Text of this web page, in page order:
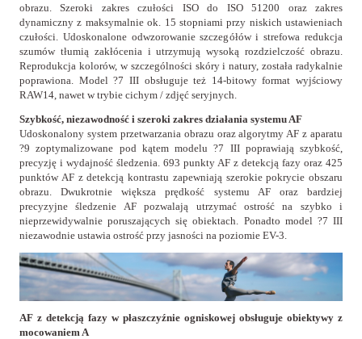
obrazu. Szeroki zakres czułości ISO do ISO 51200 oraz zakres
dynamiczny z maksymalnie ok. 15 stopniami przy niskich ustawieniach
czułości. Udoskonalone odwzorowanie szczegółów i strefowa redukcja
szumów tłumią zakłócenia i utrzymują wysoką rozdzielczość obrazu.
Reprodukcja kolorów, w szczególności skóry i natury, została radykalnie
poprawiona. Model ?7 III obsługuje też 14-bitowy format wyjściowy
RAW14, nawet w trybie cichym / zdjęć seryjnych.
Szybkość, niezawodność i szeroki zakres działania systemu AF
Udoskonalony system przetwarzania obrazu oraz algorytmy AF z aparatu
?9 zoptymalizowane pod kątem modelu ?7 III poprawiają szybkość,
precyzję i wydajność śledzenia. 693 punkty AF z detekcją fazy oraz 425
punktów AF z detekcją kontrastu zapewniają szerokie pokrycie obszaru
obrazu. Dwukrotnie większa prędkość systemu AF oraz bardziej
precyzyjne śledzenie AF pozwalają utrzymać ostrość na szybko i
nieprzewidywalnie poruszających się obiektach. Ponadto model ?7 III
niezawodnie ustawia ostrość przy jasności na poziomie EV-3.
AF z detekcją fazy w płaszczyźnie ogniskowej obsługuje obiektywy z
mocowaniem A